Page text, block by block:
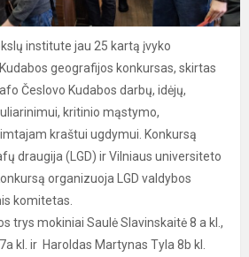
institute jau 25 kartą įvyko
geografijos konkursas, skirtas
Česlovo Kudabos darbų, idėjų,
kritinio mąstymo,
kraštui ugdymui. Konkursą
draugija (LGD) ir Vilniaus universiteto
organizuoja LGD valdybos
komitetas.
trys mokiniai Saulė Slavinskaitė 8 a kl.,
kl. ir Haroldas Martynas Tyla 8b kl.